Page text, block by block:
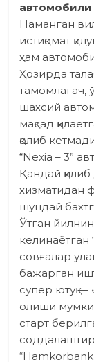
Наманган
истиқомат
ҳам
Ҳозирда
тамомлагач,
шахсий
мақсад
қолиб
“Nexia – 3”
Қандай
хизматидан
шундай
Ўтган
келинаётган
совғалар
бажарган
супер ютуқ
олиши
старт